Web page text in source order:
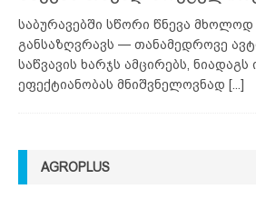
საბურავებში სწორი წნევა
განსაზღვრავს — თანამედროვე
საწვავის ხარჯს ამცირებს, ნიადაგს
ეფექტიანობას მნიშვნელოვნად [...]
AGROPLUS